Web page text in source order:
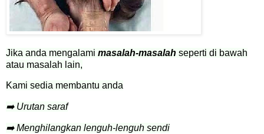
Jika anda mengalami masalah-masalah seperti di bawah
atau masalah lain,
Kami sedia membantu anda
➡️ Urutan saraf
➡️ Menghilangkan lenguh-lenguh sendi